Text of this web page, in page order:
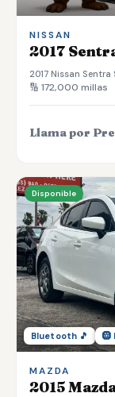
NISSAN
2017
2017 Nissan Sentra
🔢 172,000 millas
Llama por
Disponible
Bluetooth 🎵 🛞
MAZDA
2015